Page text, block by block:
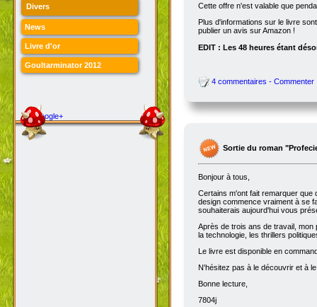
Divers
News
Livre d'or
Goultarminator 2012
Google+
Cette offre n'est valable que
Plus d'informations sur le livre
publier un avis sur Amazon !
EDIT : Les 48 heures étant
4 commentaires - Commenter
Sortie du roman
Bonjour à tous,
Certains m'ont fait remarquer que
design commence vraiment à se
souhaiterais aujourd'hui vous
Après de trois ans de travail,
la technologie, les thrillers
Le livre est disponible en
N'hésitez pas à le découvrir et à
Bonne lecture,
7804j